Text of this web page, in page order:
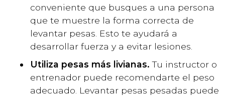
conveniente que busques a una persona
que te muestre la forma correcta de
levantar pesas. Esto te ayudará a
desarrollar fuerza y a evitar lesiones.
Utiliza pesas más livianas. Tu instructor o
entrenador puede recomendarte el peso
adecuado. Levantar pesas pesadas puede